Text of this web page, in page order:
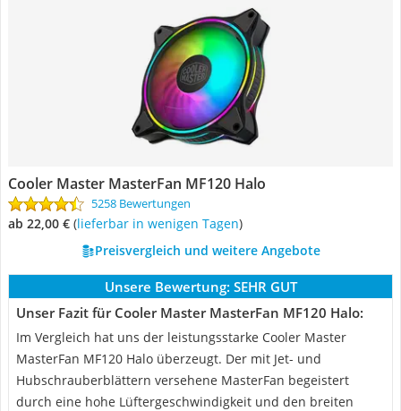
Cooler Master MasterFan MF120 Halo
5258 Bewertungen
ab 22,00 € ( Lieferbar in wenigen Tagen)
Preisvergleich und weitere Angebote
Unsere Bewertung: SEHR GUT
Unser Fazit für Cooler Master MasterFan MF120 Halo:
Im Vergleich hat uns der leistungsstarke Cooler Master
MasterFan MF120 Halo überzeugt. Der mit Jet- und
Hubschrauberblättern versehene MasterFan begeistert
durch eine hohe Lüftergeschwindigkeit und den breiten